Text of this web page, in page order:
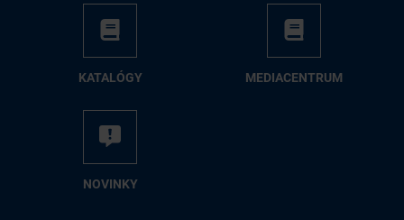
KA­TA­LÓ­GY ME­DIA­CEN­TRUM
NO­VIN­KY